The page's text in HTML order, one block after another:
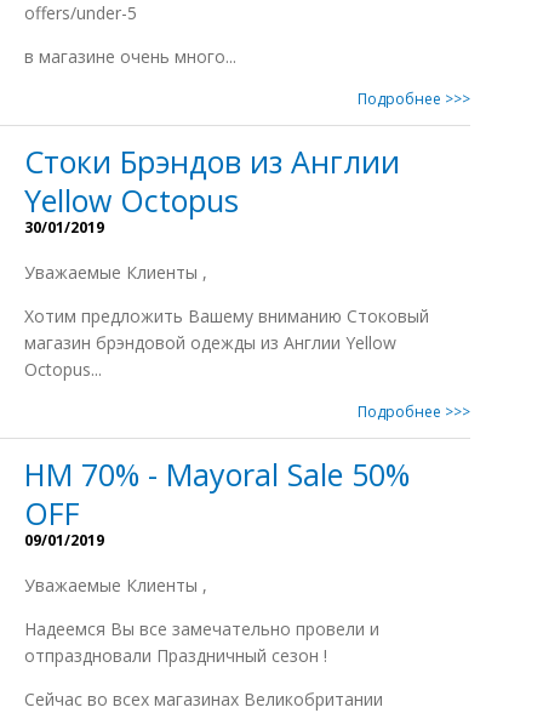
offers/under-5
в магазине очень много...
Подробнее >>>
Стоки Брэндов из Англии
Yellow Octopus
30/01/2019
Уважаемые Клиенты ,
Xотим предложить Вашему вниманию Стоковый
магазин брэндовой одежды из Англии Yellow
Octopus...
Подробнее >>>
HM 70% - Mayoral Sale 50%
OFF
09/01/2019
Уважаемые Клиенты ,
Надеемся Вы все замечательно провели и
отпраздновали Праздничный сезон !
Сейчас во всеx магазинаx Великобритании